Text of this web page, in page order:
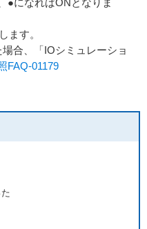
●になればONとなりま
す。
合、「IOシミュレーショ
FAQ-01179